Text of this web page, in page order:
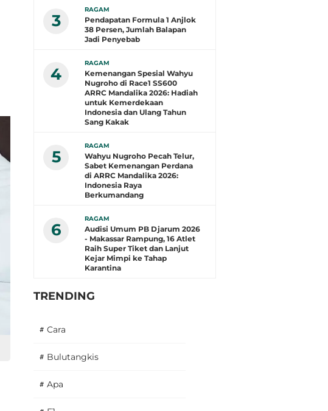
3
RAGAM
Pendapatan Formula 1 Anjlok
38 Persen, Jumlah Balapan
Jadi Penyebab
4
RAGAM
Kemenangan Spesial Wahyu
Nugroho di Race1 SS600
ARRC Mandalika 2026: Hadiah
untuk Kemerdekaan
Indonesia dan Ulang Tahun
Sang Kakak
5
RAGAM
Wahyu Nugroho Pecah Telur,
Sabet Kemenangan Perdana
di ARRC Mandalika 2026:
Indonesia Raya
Berkumandang
6
RAGAM
Audisi Umum PB Djarum 2026
- Makassar Rampung, 16 Atlet
Raih Super Tiket dan Lanjut
Kejar Mimpi ke Tahap
Karantina
TRENDING
# Cara
# Bulutangkis
# Apa